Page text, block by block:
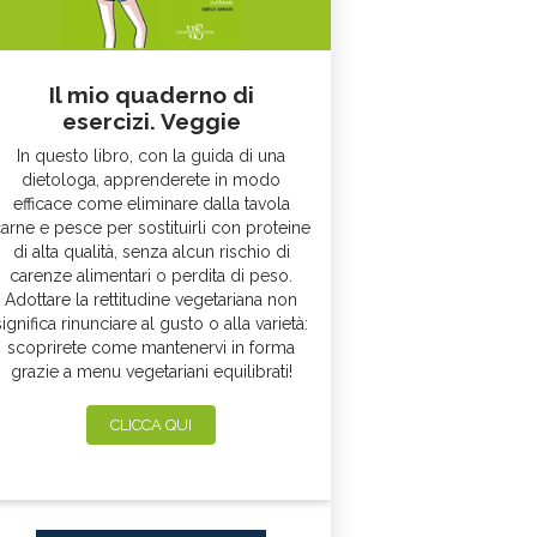
Il mio quaderno di
esercizi. Veggie
In questo libro, con la guida di una
dietologa, apprenderete in modo
efficace come eliminare dalla tavola
e pesce per sostituirli con proteine
di alta qualità, senza alcun rischio di
carenze alimentari o perdita di peso.
Adottare la rettitudine vegetariana non
rinunciare al gusto o alla varietà:
scoprirete come mantenervi in forma
grazie a menu vegetariani equilibrati!
CLICCA QUI